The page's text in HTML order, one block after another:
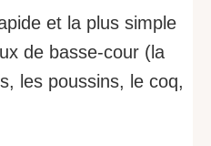
et la plus simple
de basse-cour (la
les poussins, le coq,